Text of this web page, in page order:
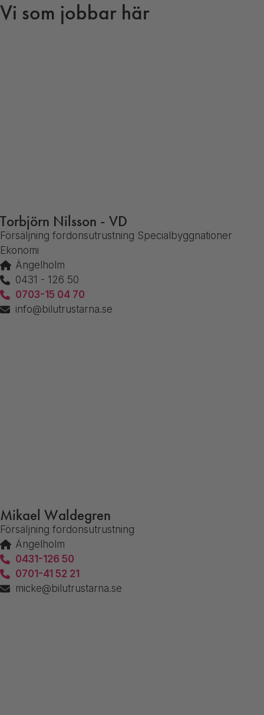
Vi som jobbar här
Torbjörn Nilsson - VD
Försäljning fordonsutrustning Specialbyggnationer
Ekonomi
Ängelholm
0431 - 126 50
0703-15 04 70
info@bilutrustarna.se
Mikael Waldegren
Försäljning fordonsutrustning
Ängelholm
0431-126 50
0701-41 52 21
micke@bilutrustarna.se